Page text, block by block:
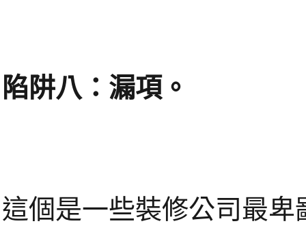
陷阱八：漏項。
這個是一些裝修公司最